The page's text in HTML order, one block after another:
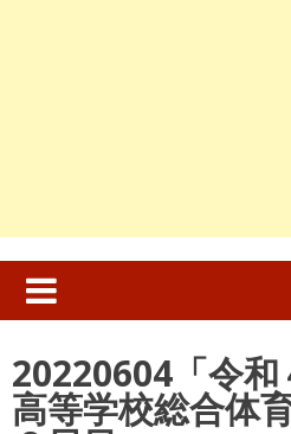
検
索:
20220604「令
高等学校総合体